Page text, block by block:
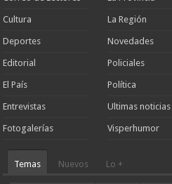
Cultura
Deportes
Editorial
El País
Entrevistas
Fotogalerías
La Región
Novedades
Policiales
Política
Ultimas noticias
Visperhumor
Temas Nuevos Lo +